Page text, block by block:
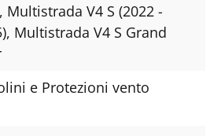
, Multistrada V4 S (2022 -
, Multistrada V4 S Grand
e Protezioni vento